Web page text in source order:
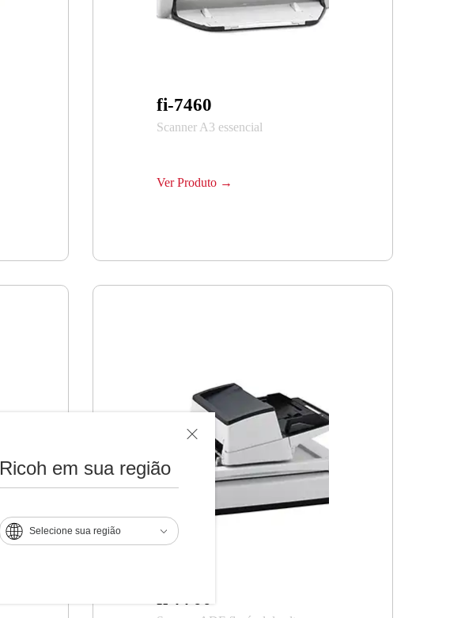
Ricoh em sua região
Selecione sua região
fi-7460
Scanner A3 essencial
Ver Produto →
fi-7700